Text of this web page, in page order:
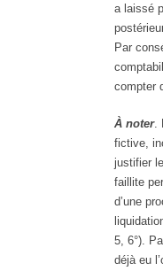
a laissé
Par
compter
À noter.
fictive,
justifier
faillite
d’une
5, 6°).
déjà eu